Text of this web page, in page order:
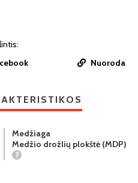
Nuoroda
Medžiaga
Medžio drožlių plokštė (MDP)
?